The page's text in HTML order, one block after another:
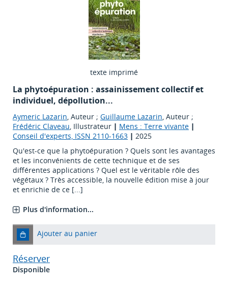
texte imprimé
La phytoépuration : assainissement collectif et
individuel, dépollution...
Aymeric Lazarin, Auteur ; Guillaume Lazarin, Auteur ;
Frédéric Claveau, Illustrateur | Mens : Terre vivante |
Conseil d'experts, ISSN 2110-1663 | 2025
Qu'est-ce que la phytoépuration ? Quels sont les avantages
et les inconvénients de cette technique et de ses
différentes applications ? Quel est le véritable rôle des
végétaux ? Très accessible, la nouvelle édition mise à jour
et enrichie de ce [...]
Plus d'information...
Ajouter au panier
Réserver
Disponible